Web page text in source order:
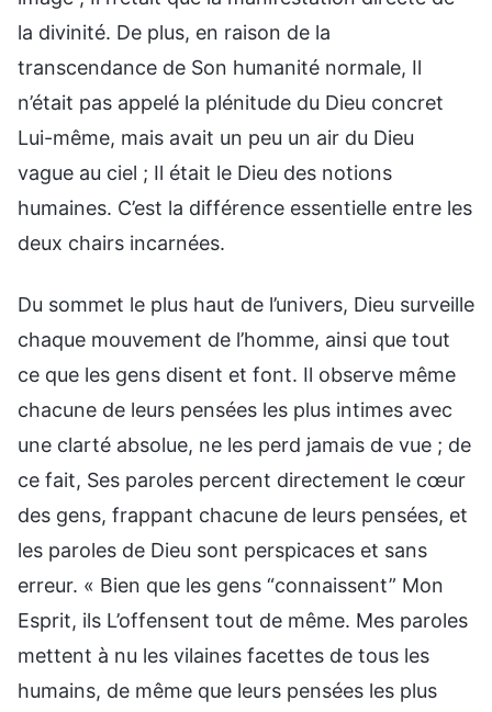
la divinité. De plus, en raison de la
transcendance de Son humanité normale, Il
n’était pas appelé la plénitude du Dieu concret
Lui-même, mais avait un peu un air du Dieu
vague au ciel ; Il était le Dieu des notions
humaines. C’est la différence essentielle entre les
deux chairs incarnées.
Du sommet le plus haut de l’univers, Dieu surveille
chaque mouvement de l’homme, ainsi que tout
ce que les gens disent et font. Il observe même
chacune de leurs pensées les plus intimes avec
une clarté absolue, ne les perd jamais de vue ; de
ce fait, Ses paroles percent directement le cœur
des gens, frappant chacune de leurs pensées, et
les paroles de Dieu sont perspicaces et sans
erreur. « Bien que les gens “connaissent” Mon
Esprit, ils L’offensent tout de même. Mes paroles
mettent à nu les vilaines facettes de tous les
humains, de même que leurs pensées les plus